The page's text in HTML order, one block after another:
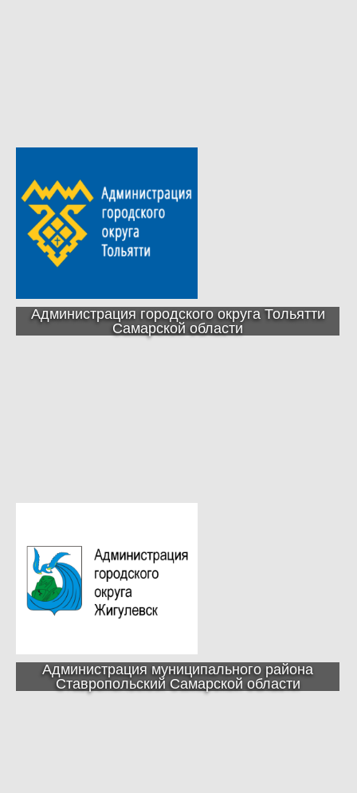
Администрация городского округа Тольятти
Самарской области
Администрация муниципального района
Ставропольский Самарской области